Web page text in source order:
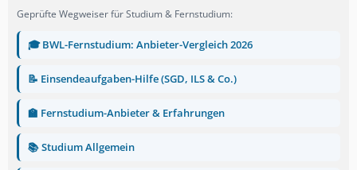
Geprüfte Wegweiser für Studium & Fernstudium:
🎓 BWL-Fernstudium: Anbieter-Vergleich 2026
📝 Einsendeaufgaben-Hilfe (SGD, ILS & Co.)
🏫 Fernstudium-Anbieter & Erfahrungen
📚 Studium Allgemein